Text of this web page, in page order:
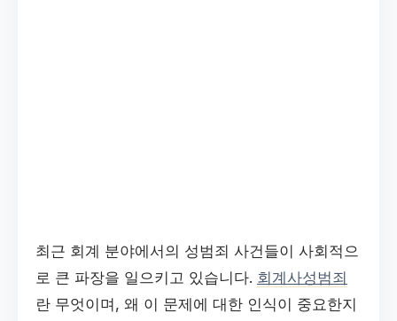
최근 회계 분야에서의 성범죄 사건들이 사회적으
로 큰 파장을 일으키고 있습니다. 회계사성범죄
란 무엇이며, 왜 이 문제에 대한 인식이 중요한지